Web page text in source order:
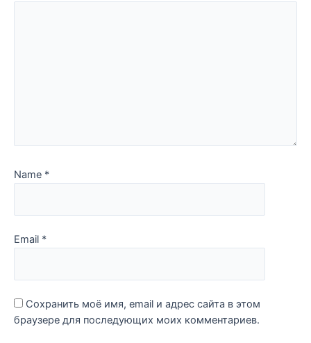
Name *
Email *
Сохранить моё имя, email и адрес сайта в этом
браузере для последующих моих комментариев.